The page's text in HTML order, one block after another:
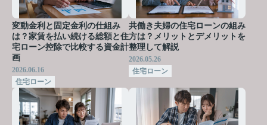
変動金利と固定金利の仕組み
は？家賃を払い続ける総額と住
宅ローン控除で比較する資金計
画
2026.06.16
住宅ローン
共働き夫婦の住宅ローンの組み
方は？メリットとデメリットを
整理して解説
2026.05.26
住宅ローン